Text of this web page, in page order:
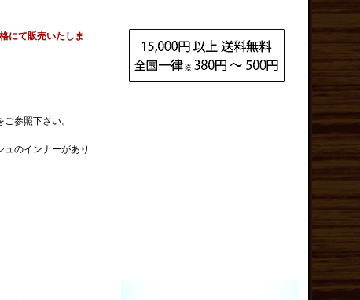
にて販売いたしま
参照下さい。
のインナーがあり